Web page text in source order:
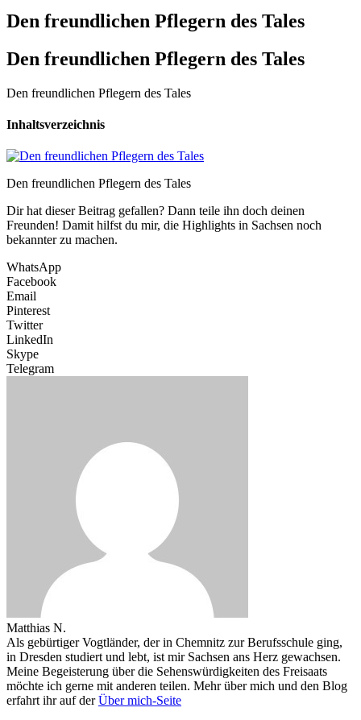
Den freundlichen Pflegern des Tales
Den freundlichen Pflegern des Tales
Den freundlichen Pflegern des Tales
Inhaltsverzeichnis
Den freundlichen Pflegern des Tales
Dir hat dieser Beitrag gefallen? Dann teile ihn doch deinen
Freunden! Damit hilfst du mir, die Highlights in Sachsen noch
bekannter zu machen.
WhatsApp
Facebook
Email
Pinterest
Twitter
LinkedIn
Skype
Telegram
Matthias N.
Als gebürtiger Vogtländer, der in Chemnitz zur Berufsschule ging,
in Dresden studiert und lebt, ist mir Sachsen ans Herz gewachsen.
Meine Begeisterung über die Sehenswürdigkeiten des Freisaats
möchte ich gerne mit anderen teilen. Mehr über mich und den Blog
erfahrt ihr auf derÜber mich-Seite